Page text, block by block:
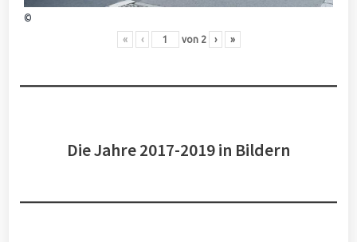
©
« ‹ von 2 › »
Die Jahre 2017-2019 in Bildern